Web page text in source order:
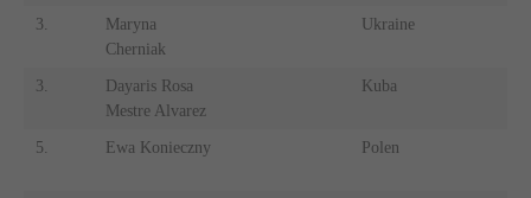
3.
Maryna
Cherniak
Ukraine
3.
Dayaris Rosa
Mestre Alvarez
Kuba
5. Ewa Konieczny Polen